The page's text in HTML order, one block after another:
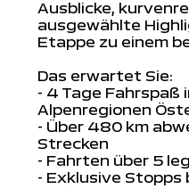
Ausblicke,
ausgewählte
Etappe zu einem
Das erwartet Sie:
- 4 Tage Fahrspaß
Alpenregionen
- Über 480 km
Strecken
- Fahrten über 5
- Exklusive Stopps